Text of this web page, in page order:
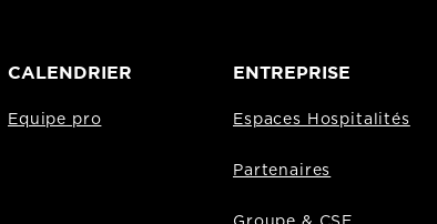
CALENDRIER
Equipe pro
ENTREPRISE
Espaces Hospitalités
Partenaires